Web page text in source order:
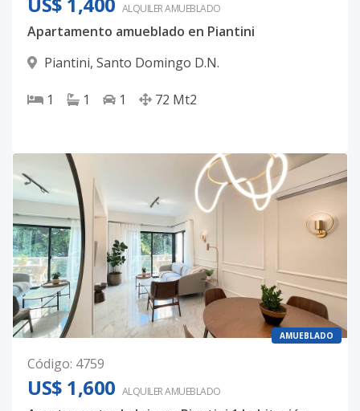
ALQUILERAMUEBLADO
Apartamento amueblado en Piantini
Piantini, Santo Domingo D.N.
1 1 1 72 Mt2
AMUEBLADO
Código: 4759
US$ 1,600 ALQUILERAMUEBLADO